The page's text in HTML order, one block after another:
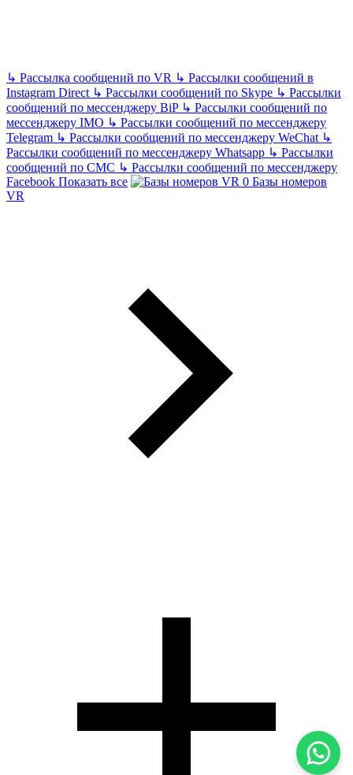
↳ Рассылка сообщений по VR ↳ Рассылки сообщений в
Instagram Direct ↳ Рассылки сообщений по Skype ↳ Рассылки
сообщений по мессенджеру BiP ↳ Рассылки сообщений по
мессенджеру IMO ↳ Рассылки сообщений по мессенджеру
Telegram ↳ Рассылки сообщений по мессенджеру WeChat ↳
Рассылки сообщений по мессенджеру Whatsapp ↳ Рассылки
сообщений по СМС ↳ Рассылки сообщений по мессенджеру
Facebook Показать все
Базы номеров
VR